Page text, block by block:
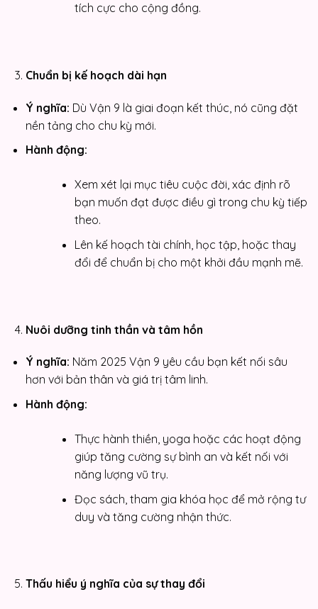
tích cực cho cộng đồng.
Chuẩn bị kế hoạch dài hạn
Ý nghĩa: Dù Vận 9 là giai đoạn kết thúc, nó cũng đặt
nền tảng cho chu kỳ mới.
Hành động:
Xem xét lại mục tiêu cuộc đời, xác định rõ
bạn muốn đạt được điều gì trong chu kỳ tiếp
theo.
Lên kế hoạch tài chính, học tập, hoặc thay
đổi để chuẩn bị cho một khởi đầu mạnh mẽ.
Nuôi dưỡng tinh thần và tâm hồn
Ý nghĩa: Năm 2025 Vận 9 yêu cầu bạn kết nối sâu
hơn với bản thân và giá trị tâm linh.
Hành động:
Thực hành thiền, yoga hoặc các hoạt động
giúp tăng cường sự bình an và kết nối với
năng lượng vũ trụ.
Đọc sách, tham gia khóa học để mở rộng tư
duy và tăng cường nhận thức.
Thấu hiểu ý nghĩa của sự thay đổi